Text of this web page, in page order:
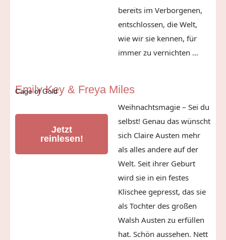
bereits im Verborgenen,
entschlossen, die Welt,
wie wir sie kennen, für
immer zu vernichten …
Emily Key & Freya Miles
Cage of Gold
Jetzt
reinlesen!
Weihnachtsmagie – Sei du
selbst! Genau das wünscht
sich Claire Austen mehr
als alles andere auf der
Welt. Seit ihrer Geburt
wird sie in ein festes
Klischee gepresst, das sie
als Tochter des großen
Walsh Austen zu erfüllen
hat. Schön aussehen. Nett